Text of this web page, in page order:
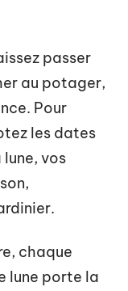
passer
au potager,
Pour
les dates
vos
chaque
lune porte la